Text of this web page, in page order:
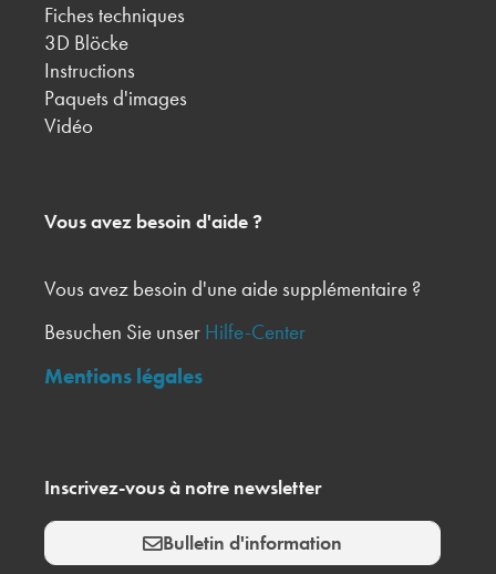
Fiches techniques
3D Blöcke
Instructions
Paquets d'images
Vidéo
Vous avez besoin d'aide ?
Vous avez besoin d'une aide supplémentaire ?
Besuchen Sie unser Hilfe-Center
Mentions légales
Inscrivez-vous à notre newsletter
Bulletin d'information